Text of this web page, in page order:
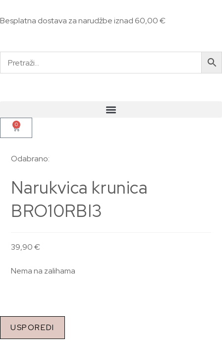
Besplatna dostava za narudžbe iznad 60,00 €
0
Odabrano:
Narukvica krunica
BRO10RBI3
39,90€
Nema na zalihama
USPOREDI